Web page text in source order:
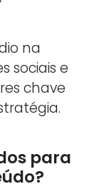
na
sociais e
chave
para